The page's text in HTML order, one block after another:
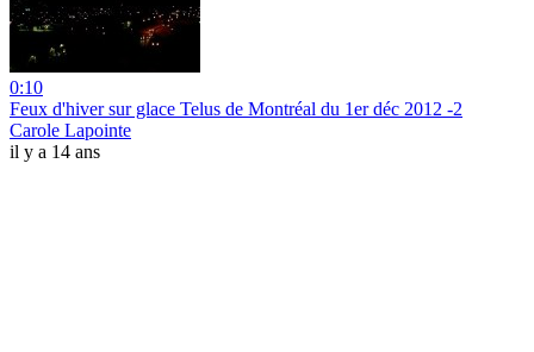
0:10
Feux d'hiver sur glace Telus de Montréal du 1er déc 2012 -2
Carole Lapointe
il y a 14 ans